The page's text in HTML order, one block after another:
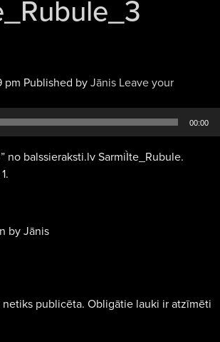
pm Published byJānis Leave your
00:00
no balssieraksti.lv SarmiÌte_Rubule.
by Jānis
netiks publicēta. Obligātie lauki ir atzīmēti